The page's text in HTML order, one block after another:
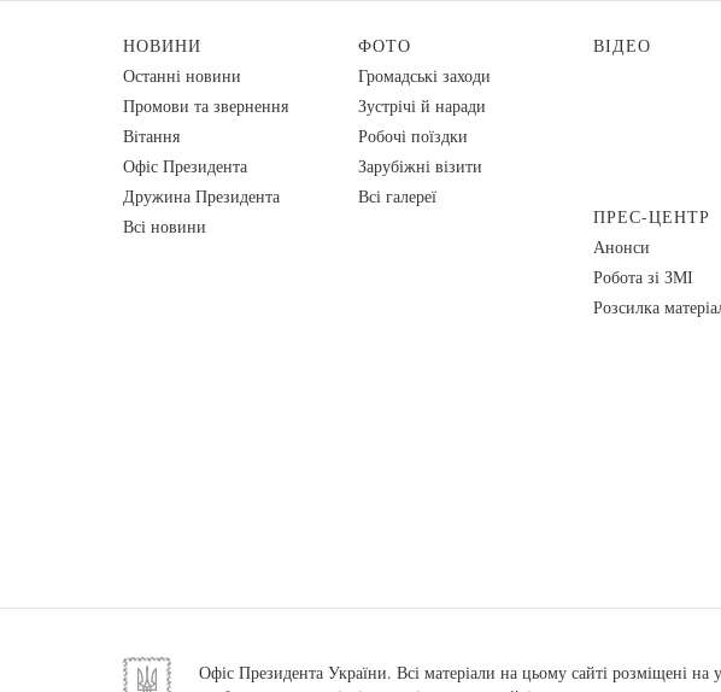
НОВИНИ
Останні новини
Промови та звернення
Вiтання
Офіс Президента
Дружина Президента
Всі новини
ФОТО
Громадські заходи
Зустрічі й наради
Робочі поїздки
Зарубіжні візити
Всі галереї
ВІДЕО
ПРЕС-ЦЕНТР
Анонси
Робота зі ЗМІ
Розсилка
Офіс Президента України. Всі матеріали на цьому сайті розміщені на